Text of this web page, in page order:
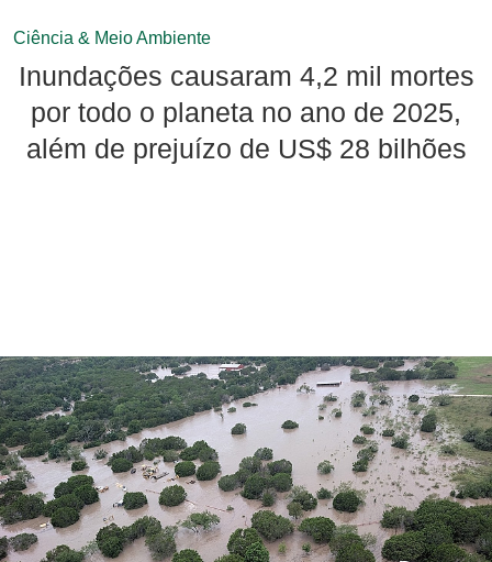
Ciência & Meio Ambiente
Inundações causaram 4,2 mil mortes
por todo o planeta no ano de 2025,
além de prejuízo de US$ 28 bilhões